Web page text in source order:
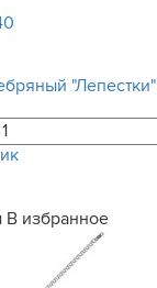
"Лепестки"
В избранное